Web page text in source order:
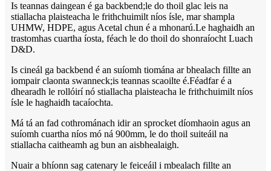
Is teannas daingean é ga backbend;le do thoil glac leis na
stiallacha plaisteacha le frithchuimilt níos ísle, mar shampla
UHMW, HDPE, agus Acetal chun é a mhonarú.Le haghaidh an
trastomhas cuartha íosta, féach le do thoil do shonraíocht Luach
D&D.
Is cineál ga backbend é an suíomh tiomána ar bhealach fillte an
iompair claonta swanneck;is teannas scaoilte é.Féadfar é a
dhearadh le rollóirí nó stiallacha plaisteacha le frithchuimilt níos
ísle le haghaidh tacaíochta.
Má tá an fad cothrománach idir an sprocket díomhaoin agus an
suíomh cuartha níos mó ná 900mm, le do thoil suiteáil na
stiallacha caitheamh ag bun an aisbhealaigh.
Nuair a bhíonn sag catenary le feiceáil i mbealach fillte an